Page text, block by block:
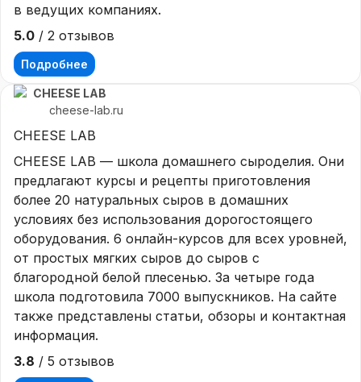
в ведущих компаниях.
5.0 / 2 отзывов
Подробнее
CHEESE LAB
cheese-lab.ru
CHEESE LAB
CHEESE LAB — школа домашнего сыроделия. Они
предлагают курсы и рецепты приготовления
более 20 натуральных сыров в домашних
условиях без использования дорогостоящего
оборудования. 6 онлайн-курсов для всех уровней,
от простых мягких сыров до сыров с
благородной белой плесенью. За четыре года
школа подготовила 7000 выпускников. На сайте
также представлены статьи, обзоры и контактная
информация.
3.8 / 5 отзывов